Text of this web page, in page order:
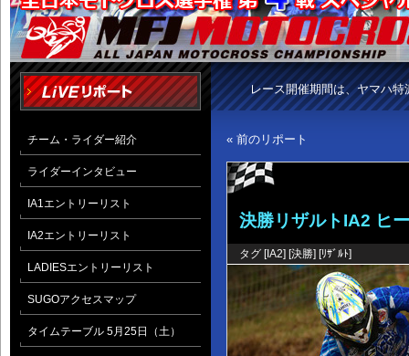
レース開催期間は、ヤマハ
« 前のリポート
決勝リザルトIA2 ヒ
タグ [IA2] [決勝] [ﾘｻﾞﾙﾄ]
チーム・ライダー紹介
ライダーインタビュー
IA1エントリーリスト
IA2エントリーリスト
LADIESエントリーリスト
SUGOアクセスマップ
タイムテーブル 5月25日（土）